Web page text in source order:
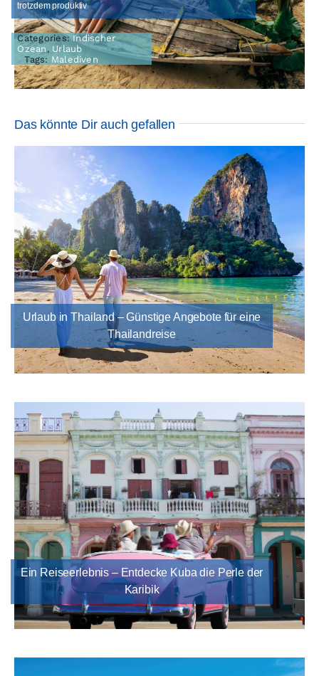
trotzdem produktiv
Categories:Indischer
Ozean , Urlaub
Tags: Malediven
Das könnte Dir auch gefallen
Urlaub in Thailand – Günstige Angebote für eine
Thailandreise
Ein Reiseerlebnis – Entdecke Kuba die Perle der
Karibik